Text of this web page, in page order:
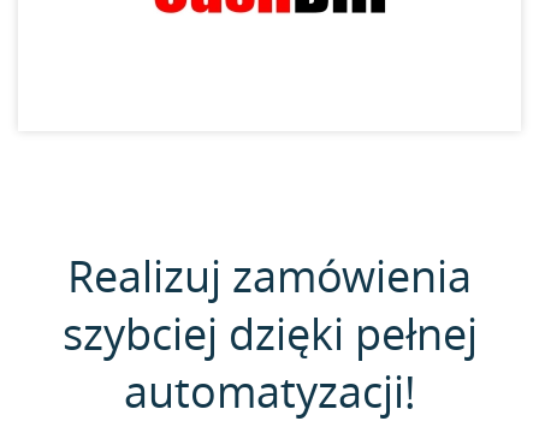
Realizuj zamówienia
szybciej dzięki pełnej
automatyzacji!